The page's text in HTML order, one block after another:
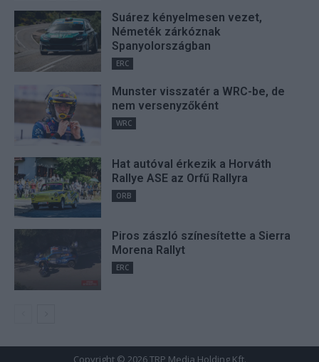
Suárez kényelmesen vezet,
Németék zárkóznak
Spanyolországban
ERC
Munster visszatér a WRC-be, de
nem versenyzőként
WRC
Hat autóval érkezik a Horváth
Rallye ASE az Orfű Rallyra
ORB
Piros zászló színesítette a Sierra
Morena Rallyt
ERC
Copyright © 2026 TRP Media Holding Kft.